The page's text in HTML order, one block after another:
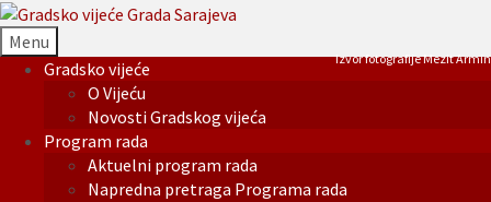
Menu
Gradsko vijeće
O Vijeću
Novosti Gradskog vijeća
Program rada
Aktuelni program rada
Napredna pretraga Programa rada
Izvor fotografije Mezit Armin